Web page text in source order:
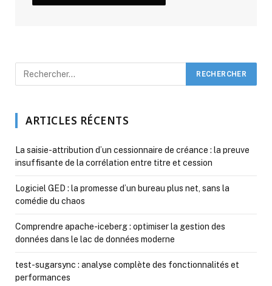
ARTICLES RÉCENTS
La saisie-attribution d’un cessionnaire de créance : la preuve
insuffisante de la corrélation entre titre et cession
Logiciel GED : la promesse d’un bureau plus net, sans la
comédie du chaos
Comprendre apache-iceberg : optimiser la gestion des
données dans le lac de données moderne
test-sugarsync : analyse complète des fonctionnalités et
performances